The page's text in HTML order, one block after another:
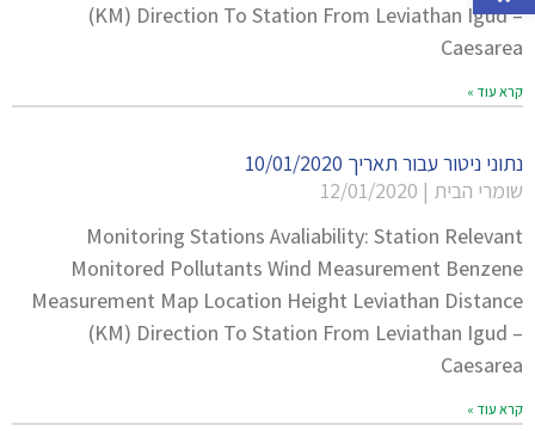
(KM) Direction To Station From Leviathan Igud –
Caesarea
קרא עוד »
נתוני ניטור עבור תאריך 10/01/2020
שומרי הבית
Monitoring Stations Avaliability: Station Relevant
Monitored Pollutants Wind Measurement Benzene
Measurement Map Location Height Leviathan Distance
(KM) Direction To Station From Leviathan Igud –
Caesarea
קרא עוד »